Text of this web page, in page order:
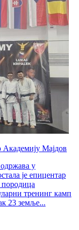
Академију Мајдов
у
је епицентар
тренинг камп
23 земље...